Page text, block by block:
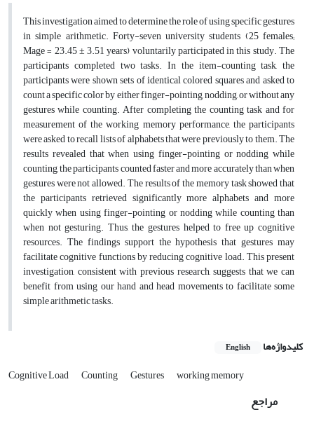
This investigation aimed to determine the role of using specific gestures
in simple arithmetic. Forty-seven university students (25 females;
Mage = 23.45 ± 3.51 years) voluntarily participated in this study. The
participants completed two tasks. In the item-counting task, the
participants were shown sets of identical colored squares and asked to
count a specific color by either finger-pointing, nodding, or without any
gestures while counting. After completing the counting task and for
measurement of the working memory performance, the participants
were asked to recall lists of alphabets that were previously to them. The
results revealed that when using finger-pointing or nodding while
counting, the participants counted faster and more accurately than when
gestures were not allowed. The results of the memory task showed that
the participants retrieved significantly more alphabets and more
quickly when using finger-pointing or nodding while counting than
when not gesturing. Thus, the gestures helped to free up cognitive
resources. The findings support the hypothesis that gestures may
facilitate cognitive functions by reducing cognitive load. This present
investigation, consistent with previous research, suggests that we can
benefit from using our hand and head movements to facilitate some
simple arithmetic tasks.
کلیدواژه‌ها English
Cognitive Load Counting Gestures working memory
مراجع